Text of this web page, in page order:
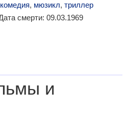
комедия, мюзикл, триллер
смерти: 09.03.1969
и